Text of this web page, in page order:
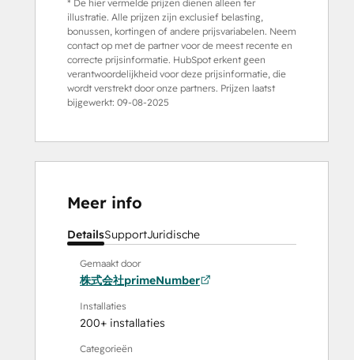
* De hier vermelde prijzen dienen alleen ter
illustratie. Alle prijzen zijn exclusief belasting,
bonussen, kortingen of andere prijsvariabelen. Neem
contact op met de partner voor de meest recente en
correcte prijsinformatie. HubSpot erkent geen
verantwoordelijkheid voor deze prijsinformatie, die
wordt verstrekt door onze partners. Prijzen laatst
bijgewerkt: 09-08-2025
Meer info
DetailsSupportJuridische
Gemaakt door
株式会社primeNumber
Installaties
200+ installaties
Categorieën